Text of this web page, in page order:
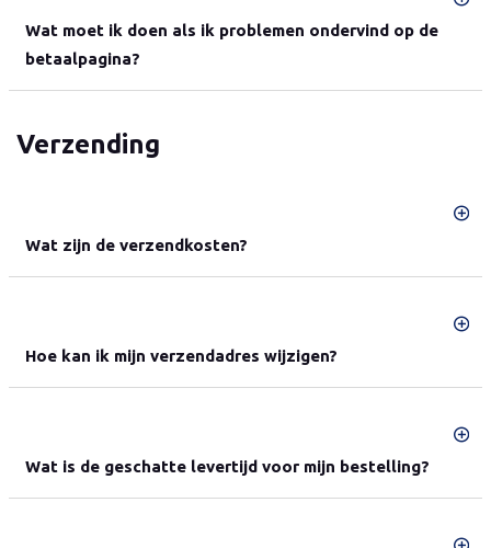
Wat moet ik doen als ik problemen ondervind op de
betaalpagina?
Verzending
Wat zijn de verzendkosten?
Hoe kan ik mijn verzendadres wijzigen?
Wat is de geschatte levertijd voor mijn bestelling?